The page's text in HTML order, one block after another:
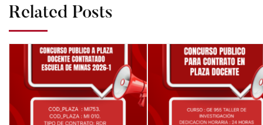
Related Posts